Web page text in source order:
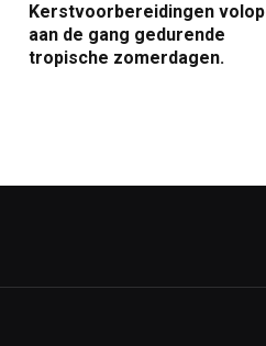
Kerstvoorbereidingen volop
aan de gang gedurende
tropische zomerdagen.